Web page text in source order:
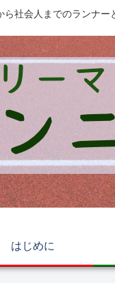
ら社会人までのランナー
はじめに